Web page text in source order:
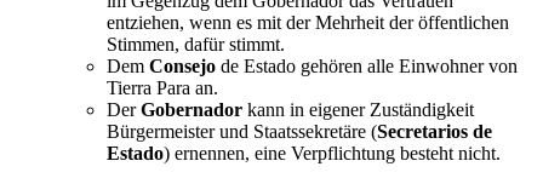
entziehen, wenn es mit der Mehrheit der öffentlichen
Stimmen, dafür stimmt.
Dem Consejo de Estado gehören alle Einwohner von
Tierra Para an.
DerGobernador kann in eigener Zuständigkeit
Bürgermeister und Staatssekretäre (Secretarios de
Estado) ernennen, eine Verpflichtung besteht nicht.